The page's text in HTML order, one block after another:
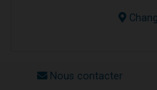
Nous contacter